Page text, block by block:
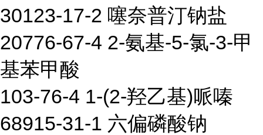
30123-17-2 噻奈普汀钠盐
20776-67-4 2-氨基-5-氯-3-甲
基苯甲酸
103-76-4 1-(2-羟乙基)哌嗪
68915-31-1 六偏磷酸钠